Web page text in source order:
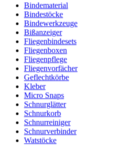
Bindematerial
Bindestöcke
Bindewerkzeuge
Bißanzeiger
Fliegenbindesets
Fliegenboxen
Fliegenpflege
Fliegenvorfächer
Geflechtkörbe
Kleber
Micro Snaps
Schnurglätter
Schnurkorb
Schnurreiniger
Schnurverbinder
Watstöcke